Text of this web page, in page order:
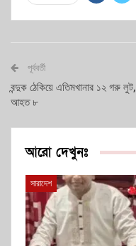
পূর্ববর্তী
বন্দুক ঠেকিয়ে এতিমখানার ১২ গরু লুট,
আহত ৮
আরো দেখুনঃ
সারাদেশ